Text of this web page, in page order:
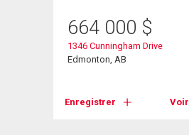
664 000 $
1346 Cunningham Drive
Edmonton, AB
Enregistrer Voir